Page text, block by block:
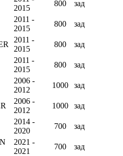
2015
800 зад
2011 -
2015
800 зад
2011 -
2015
800 зад
2011 -
2015
800 зад
2006 -
2012
1000 зад
2006 -
2012
1000 зад
2014 -
2020
700 зад
2021 -
2021
700 зад